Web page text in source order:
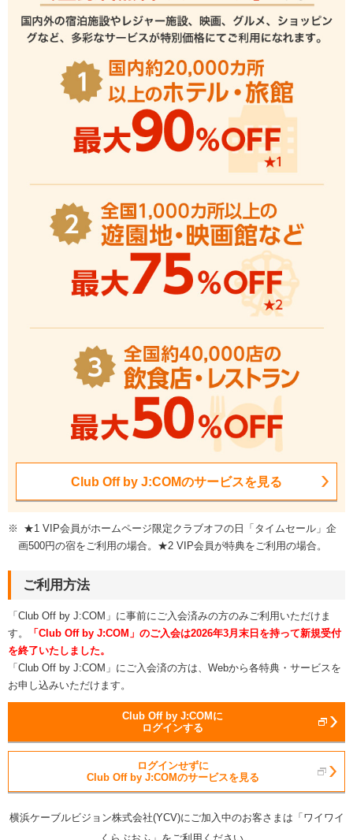
Club Off by J:COMのサービスを見る
※
★1 VIP会員がホームページ限定クラブオフの日「タイムセール」企
画500円の宿をご利用の場合。★2 VIP会員が特典をご利用の場合。
ご利用方法
「Club Off by J:COM」に事前にご入会済みの方のみご利用いただけま
す。
「Club Off by J:COM」のご入会は2026年3月末日を持って新規受付
を終了いたしました。
「Club Off by J:COM」にご入会済の方は、Webから各特典・サービスを
お申し込みいただけます。
Club Off by J:COMに
ログインする
ログインせずに
Club Off by J:COMのサービスを見る
横浜ケーブルビジョン株式会社(YCV)にご加入中のお客さまは「ワイワイ